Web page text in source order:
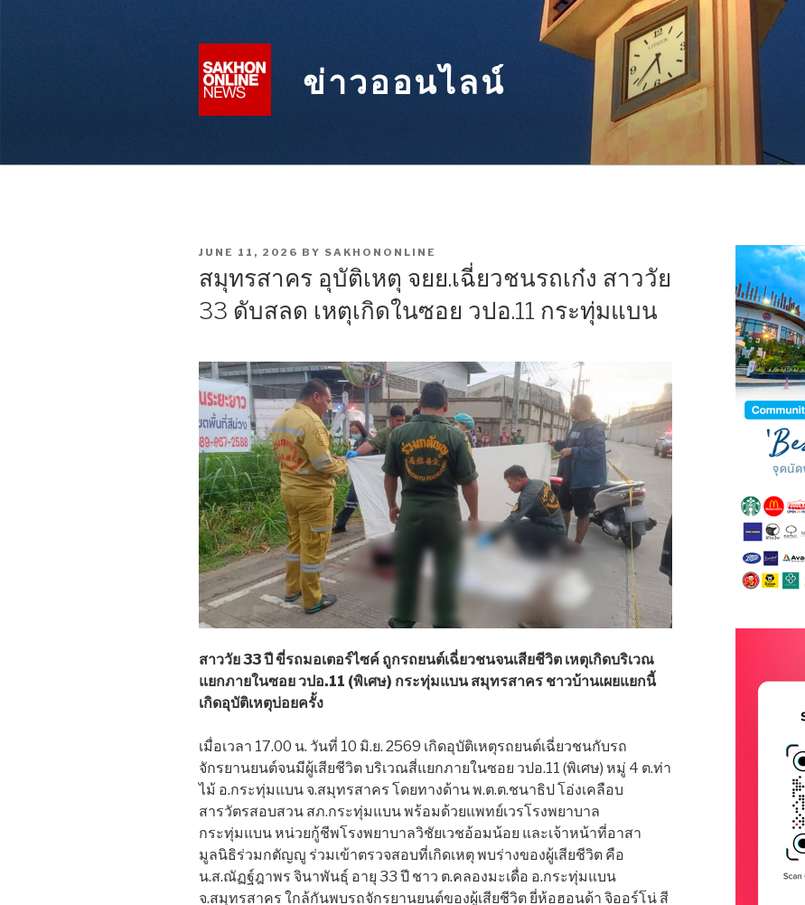
ข่าวออนไลน์
POSTED
JUNE 11, 2026 BY SAKHONONLINE
สมุทรสาคร อุบัติเหตุ จยย.เฉี่ยวชนรถเก๋ง สาววัย
33 ดับสลด เหตุเกิดในซอย วปอ.11 กระทุ่มแบน
สาววัย 33 ปี ขี่รถมอเตอร์ไซค์ ถูกรถยนต์เฉี่ยวชนจนเสียชีวิต เหตุเกิดบริเวณ
แยกภายในซอย วปอ.11 (พิเศษ) กระทุ่มแบน สมุทรสาคร ชาวบ้านเผยแยกนี้
เกิดอุบัติเหตุบ่อยครั้ง
เมื่อเวลา 17.00 น. วันที่ 10 มิ.ย. 2569 เกิดอุบัติเหตุรถยนต์เฉี่ยวชนกับรถ
จักรยานยนต์จนมีผู้เสียชีวิต บริเวณสี่แยกภายในซอย วปอ.11 (พิเศษ) หมู่ 4 ต.ท่า
ไม้ อ.กระทุ่มแบน จ.สมุทรสาคร โดยทางด้าน พ.ต.ต.ชนาธิป โอ่งเคลือบ
สารวัตรสอบสวน สภ.กระทุ่มแบน พร้อมด้วยแพทย์เวรโรงพยาบาล
กระทุ่มแบน หน่วยกู้ชีพโรงพยาบาลวิชัยเวชอ้อมน้อย และเจ้าหน้าที่อาสา
มูลนิธิร่วมกตัญญู ร่วมเข้าตรวจสอบที่เกิดเหตุ พบร่างของผู้เสียชีวิต คือ
น.ส.ณัฏฐ์ฎาพร จินาพันธุ์ อายุ 33 ปี ชาว ต.คลองมะเดื่อ อ.กระทุ่มแบน
จ.สมุทรสาคร ใกล้กันพบรถจักรยานยนต์ของผู้เสียชีวิต ยี่ห้อฮอนด้า จิออร์โน่ สี